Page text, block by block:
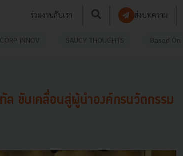
ร่วมงานกับเรา ส่งบทความ
CORP INNOV SAUCY THOUGHTS Based On
ปตท. เปิดตัวสุดยอดบุคลากรต้นแบบดิจิทัล ขับเคลื่อนสู่ผู้นำองค์กรนวัตกรรม